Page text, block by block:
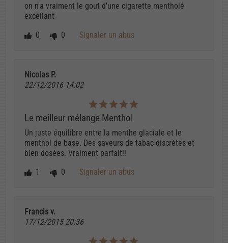
on n'a vraiment le gout d'une cigarette mentholé
excellant
0
0 Signaler un abus
Nicolas P.
22/12/2016 14:02
Le meilleur mélange Menthol
Un juste équilibre entre la menthe glaciale et le
menthol de base. Des saveurs de tabac discrètes et
bien dosées. Vraiment parfait!!
1
0 Signaler un abus
Francis v.
17/12/2015 20:36